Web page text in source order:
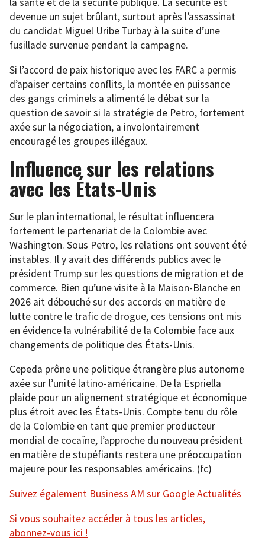
devenue un sujet brûlant, surtout après l’assassinat
du candidat Miguel Uribe Turbay à la suite d’une
fusillade survenue pendant la campagne.
Si l’accord de paix historique avec les FARC a permis
d’apaiser certains conflits, la montée en puissance
des gangs criminels a alimenté le débat sur la
question de savoir si la stratégie de Petro, fortement
axée sur la négociation, a involontairement
encouragé les groupes illégaux.
Influence sur les relations
avec les États-Unis
Sur le plan international, le résultat influencera
fortement le partenariat de la Colombie avec
Washington. Sous Petro, les relations ont souvent été
instables. Il y avait des différends publics avec le
président Trump sur les questions de migration et de
commerce. Bien qu’une visite à la Maison-Blanche en
2026 ait débouché sur des accords en matière de
lutte contre le trafic de drogue, ces tensions ont mis
en évidence la vulnérabilité de la Colombie face aux
changements de politique des États-Unis.
Cepeda prône une politique étrangère plus autonome
axée sur l’unité latino-américaine. De la Espriella
plaide pour un alignement stratégique et économique
plus étroit avec les États-Unis. Compte tenu du rôle
de la Colombie en tant que premier producteur
mondial de cocaïne, l’approche du nouveau président
en matière de stupéfiants restera une préoccupation
majeure pour les responsables américains. (fc)
Suivez également Business AM sur Google Actualités
Si vous souhaitez accéder à tous les articles,
abonnez-vous ici !